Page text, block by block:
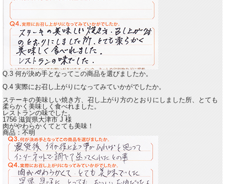
Q.3 何が決め手となってこの商品を選びましたか。
Q.4 実際にお召し上がりになってみていかがでしたか。
ステーキの美味しい焼き方、召し上がり方のとおりにしました所、とても
柔らかく美味しく食べれました。
レストランの味でした。
1756 滋賀県大津市J様
肉がやわらかくてとても美味！
商品：不明